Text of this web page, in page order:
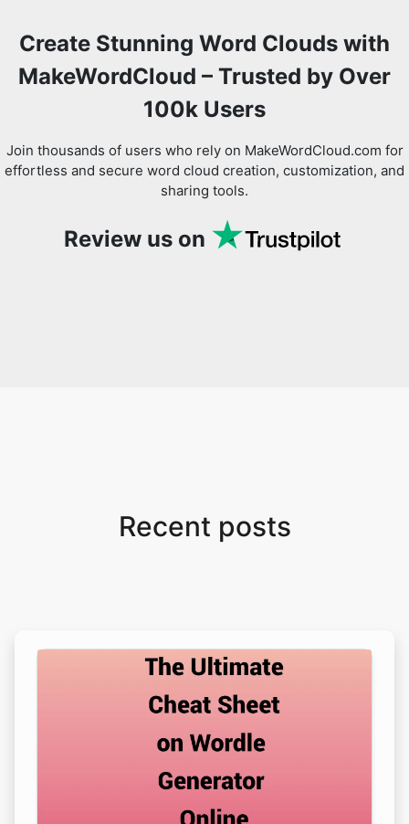
Create Stunning Word Clouds with
MakeWordCloud – Trusted by Over
100k Users
Join thousands of users who rely on MakeWordCloud.com for
effortless and secure word cloud creation, customization, and
sharing tools.
Review us on
Recent posts